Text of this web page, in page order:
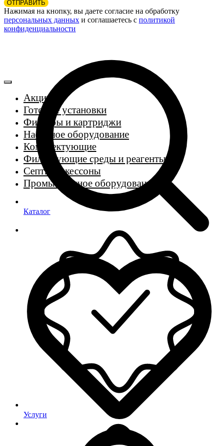
ОТПРАВИТЬ
Нажимая на кнопку, вы даете согласие на обработку
персональных данных и соглашаетесь c политикой
конфиденциальности
Акции
Готовые установки
Фильтры и картриджи
Насосное оборудование
Комплектующие
Фильтрующие среды и реагенты
Септики, кессоны
Промышленное оборудование
Каталог
Услуги